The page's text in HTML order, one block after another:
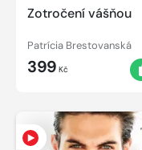
Zotročení vášňou
Patrícia Brestovanská
399 Kč